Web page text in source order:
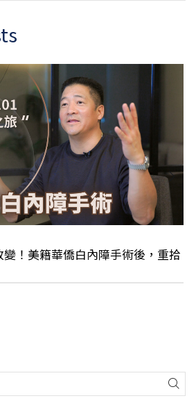
！美籍華僑白內障手術後，重拾